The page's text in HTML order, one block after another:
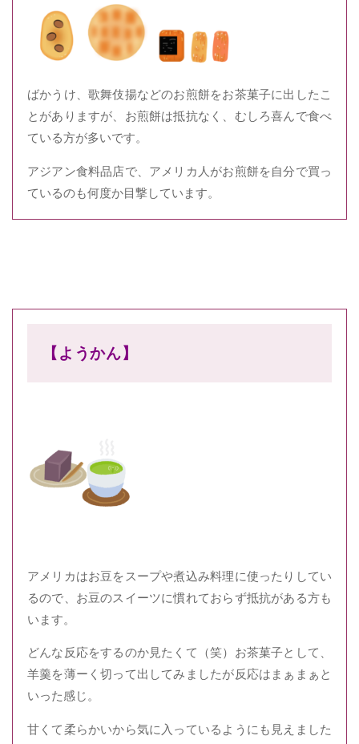
ばかうけ、歌舞伎揚などのお煎餅をお茶菓子に出したこ
とがありますが、お煎餅は抵抗なく、むしろ喜んで食べ
ている方が多いです。
アジアン食料品店で、アメリカ人がお煎餅を自分で買っ
ているのも何度か目撃しています。
【ようかん】
アメリカはお豆をスープや煮込み料理に使ったりしてい
るので、お豆のスイーツに慣れておらず抵抗がある方も
います。
どんな反応をするのか見たくて（笑）お茶菓子として、
羊羹を薄ーく切って出してみましたが反応はまぁまぁと
いった感じ。
甘くて柔らかいから気に入っているようにも見えました